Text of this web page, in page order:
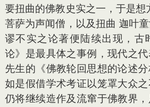
要扭曲的佛教史实之一，于是
菩萨为声闻僧，以及扭曲 迦叶
谬不实之论著便陆续出现，古
论》是最具体之事例，现代之
先生的《佛教轮回思想的论述
如是假借学术考证以笼罩大众
仍将继续造作及流窜于佛教界